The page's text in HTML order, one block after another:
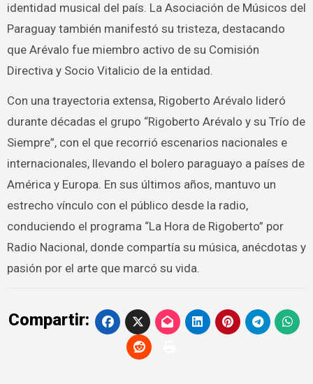
identidad musical del país. La Asociación de Músicos del
Paraguay también manifestó su tristeza, destacando
que Arévalo fue miembro activo de su Comisión
Directiva y Socio Vitalicio de la entidad.
Con una trayectoria extensa, Rigoberto Arévalo lideró
durante décadas el grupo “Rigoberto Arévalo y su Trío de
Siempre”, con el que recorrió escenarios nacionales e
internacionales, llevando el bolero paraguayo a países de
América y Europa. En sus últimos años, mantuvo un
estrecho vínculo con el público desde la radio,
conduciendo el programa “La Hora de Rigoberto” por
Radio Nacional, donde compartía su música, anécdotas y
pasión por el arte que marcó su vida.
Compartir: